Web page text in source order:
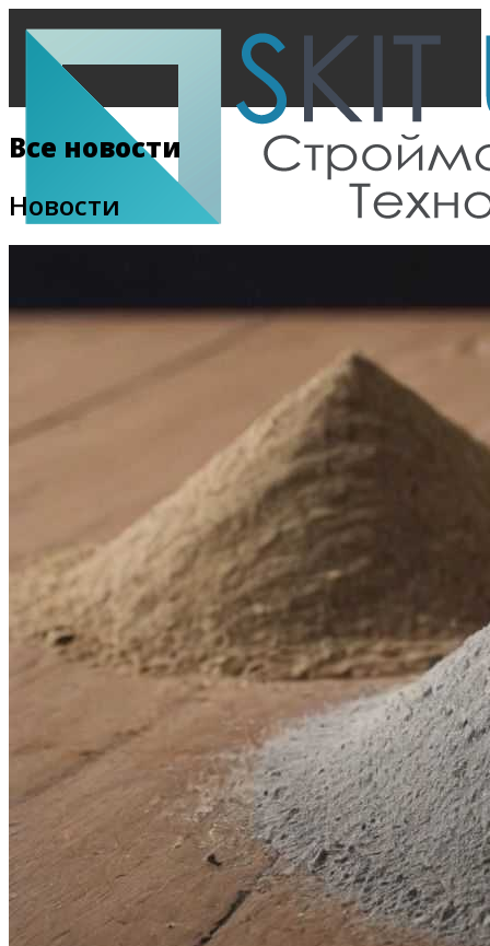
Видео
Все новости
Новости